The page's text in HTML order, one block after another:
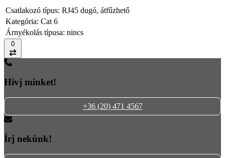
Csatlakozó típus: RJ45 dugó, átfűzhető
Kategória: Cat 6
Árnyékolás típusa: nincs
0
Hívj minket!
+36 (20) 471 4567
Írj nekünk!